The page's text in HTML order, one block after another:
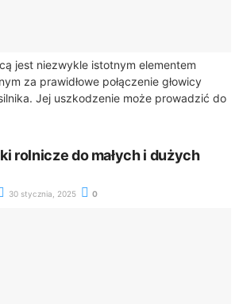
jest niezwykle istotnym elementem
za prawidłowe połączenie głowicy
Jej uszkodzenie może prowadzić do
rolnicze do małych i dużych
30 stycznia, 2025 0